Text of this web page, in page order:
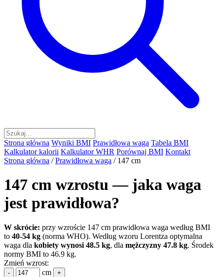
Strona główna Wyniki BMI Prawidłowa waga Tabela BMI
Kalkulator kalorii Kalkulator WHR Porównaj BMI Kontakt
Strona główna / Prawidłowa waga / 147 cm
147 cm wzrostu — jaka waga
jest prawidłowa?
W skrócie: przy wzroście 147 cm prawidłowa waga według BMI
to 40-54 kg (norma WHO). Według wzoru Lorentza optymalna
waga dla kobiety wynosi 48.5 kg, dla mężczyzny 47.8 kg. Środek
normy BMI to 46.9 kg.
Zmień wzrost:
- cm
+